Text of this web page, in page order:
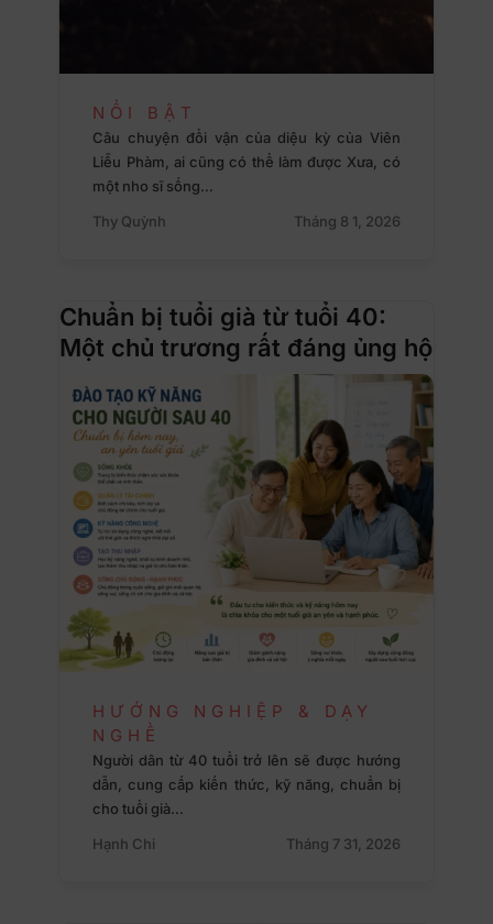
NỔI BẬT
Câu chuyện đổi vận của diệu kỳ của Viên
Liễu Phàm, ai cũng có thể làm được Xưa, có
một nho sĩ sống…
Thy Quỳnh
Tháng 8 1, 2026
Chuẩn bị tuổi già từ tuổi 40:
Một chủ trương rất đáng ủng hộ
HƯỚNG NGHIỆP & DẠY
NGHỀ
Người dân từ 40 tuổi trở lên sẽ được hướng
dẫn, cung cấp kiến thức, kỹ năng, chuẩn bị
cho tuổi già…
Hạnh Chi
Tháng 7 31, 2026